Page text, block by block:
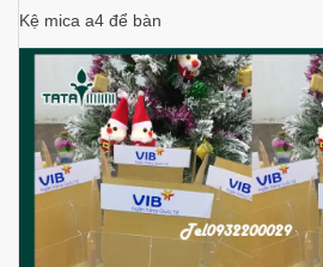
Kệ mica a4 để bàn